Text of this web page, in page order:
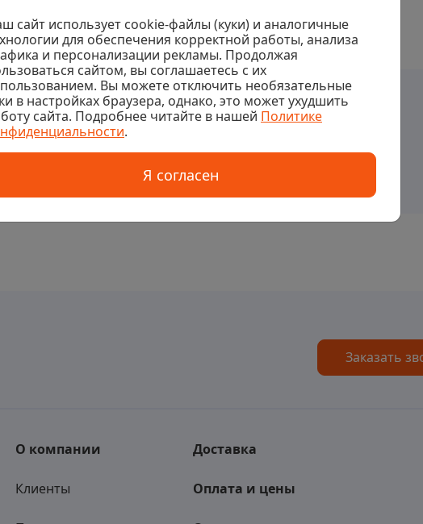
ваши вопросы
Заказать
О компании
Клиенты
Доставка
Оплата и цены
сайт использует cookie-файлы (куки) и аналогичные
для обеспечения корректной работы, анализа
и персонализации рекламы. Продолжая
сайтом, вы соглашаетесь с их
Вы можете отключить необязательные
в настройках браузера, однако, это может ухудшить
сайта. Подробнее читайте в нашей Политике
.
Я согласен